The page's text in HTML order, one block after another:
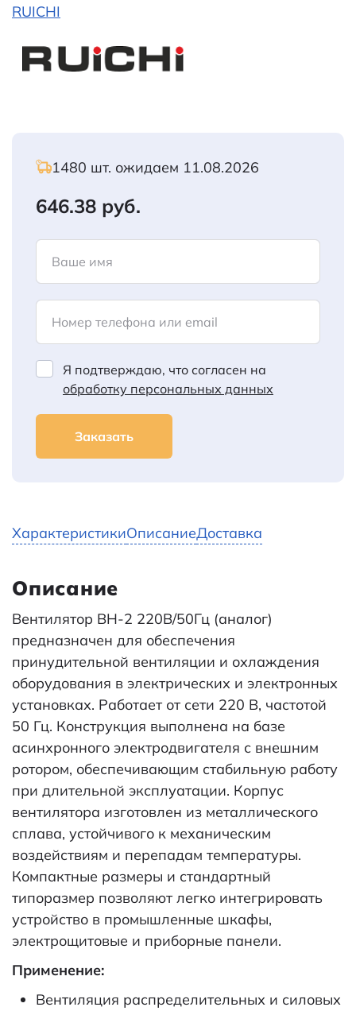
RUICHI
1480 шт. ожидаем 11.08.2026
646.38 руб.
Ваше имя
Номер телефона или email
Я подтверждаю, что согласен на
обработку персональных данных
Заказать
ХарактеристикиОписаниеДоставка
Описание
Вентилятор ВН-2 220В/50Гц (аналог)
предназначен для обеспечения
принудительной вентиляции и охлаждения
оборудования в электрических и электронных
установках. Работает от сети 220 В, частотой
50 Гц. Конструкция выполнена на базе
асинхронного электродвигателя с внешним
ротором, обеспечивающим стабильную работу
при длительной эксплуатации. Корпус
вентилятора изготовлен из металлического
сплава, устойчивого к механическим
воздействиям и перепадам температуры.
Компактные размеры и стандартный
типоразмер позволяют легко интегрировать
устройство в промышленные шкафы,
электрощитовые и приборные панели.
Применение:
Вентиляция распределительных и силовых